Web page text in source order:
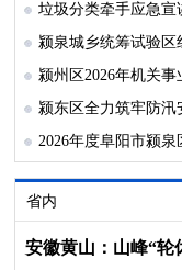
垃圾分类牵手应急
颍泉城乡统筹试验区
颍州区2026年机关
颍东区全力筑牢防汛
2026年度阜阳市颍
省内
安徽黄山：山峰“轮